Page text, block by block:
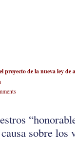
de la nueva ley de
sobre los